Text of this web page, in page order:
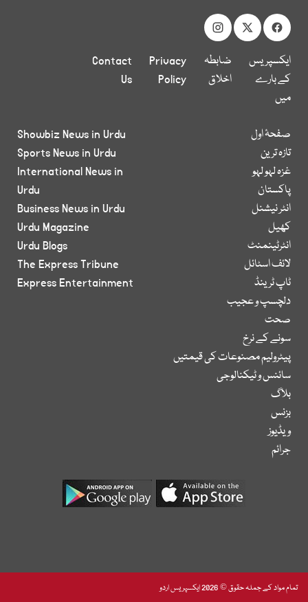
ایکسپریس
کے بارے
میں
ضابطہ
اخلاق
Privacy
Policy
Contact
Us
صفحۂ اول
تازہ ترین
غزہ لہو لہو
پاکستان
انٹر نیشنل
کھیل
انٹرٹینمنٹ
لائف اسٹائل
ٹاپ ٹرینڈ
دلچسپ و عجیب
صحت
سونے کے نرخ
پیٹرولیم مصنوعات کی قیمتیں
سائنس و ٹیکنالوجی
بلاگ
بزنس
ویڈیوز
جرائم
Showbiz News in Urdu
Sports News in Urdu
International News in
Urdu
Business News in Urdu
Urdu Magazine
Urdu Blogs
The Express Tribune
Express Entertainment
تمام مواد کے جملہ حقوق © 2026 ایکسپریس اردو